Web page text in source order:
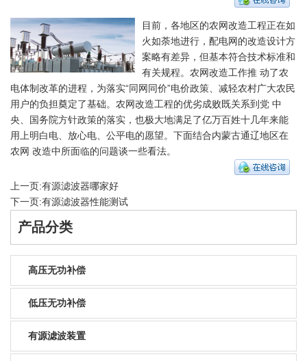
目前，各地区的农网改造工程正在如
火如荼地进行，配电网的改造设计方
案略有差异，但基本符合技术标准和
有关规程。农网改造工作推 动了农
电体制改革的进程，为落实“同网同价”电价政策、减轻农村广大农民
用户的负担奠定了基础。农网改造工程的优劣成败既关系到党 中
央、国务院方针政策的落实，也极大地满足了亿万百姓十几年来能
用上明白电、放心电、公平电的愿望。下面结合内蒙古通辽地区在
农网 改造中所面临的问题谈一些看法。
上一页:有源滤波器哪家好
下一页:有源滤波器性能测试
产品分类
高压无功补偿
低压无功补偿
有源滤波装置